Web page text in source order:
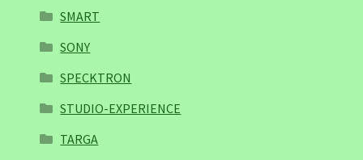
SMART
SONY
SPECKTRON
STUDIO-EXPERIENCE
TARGA